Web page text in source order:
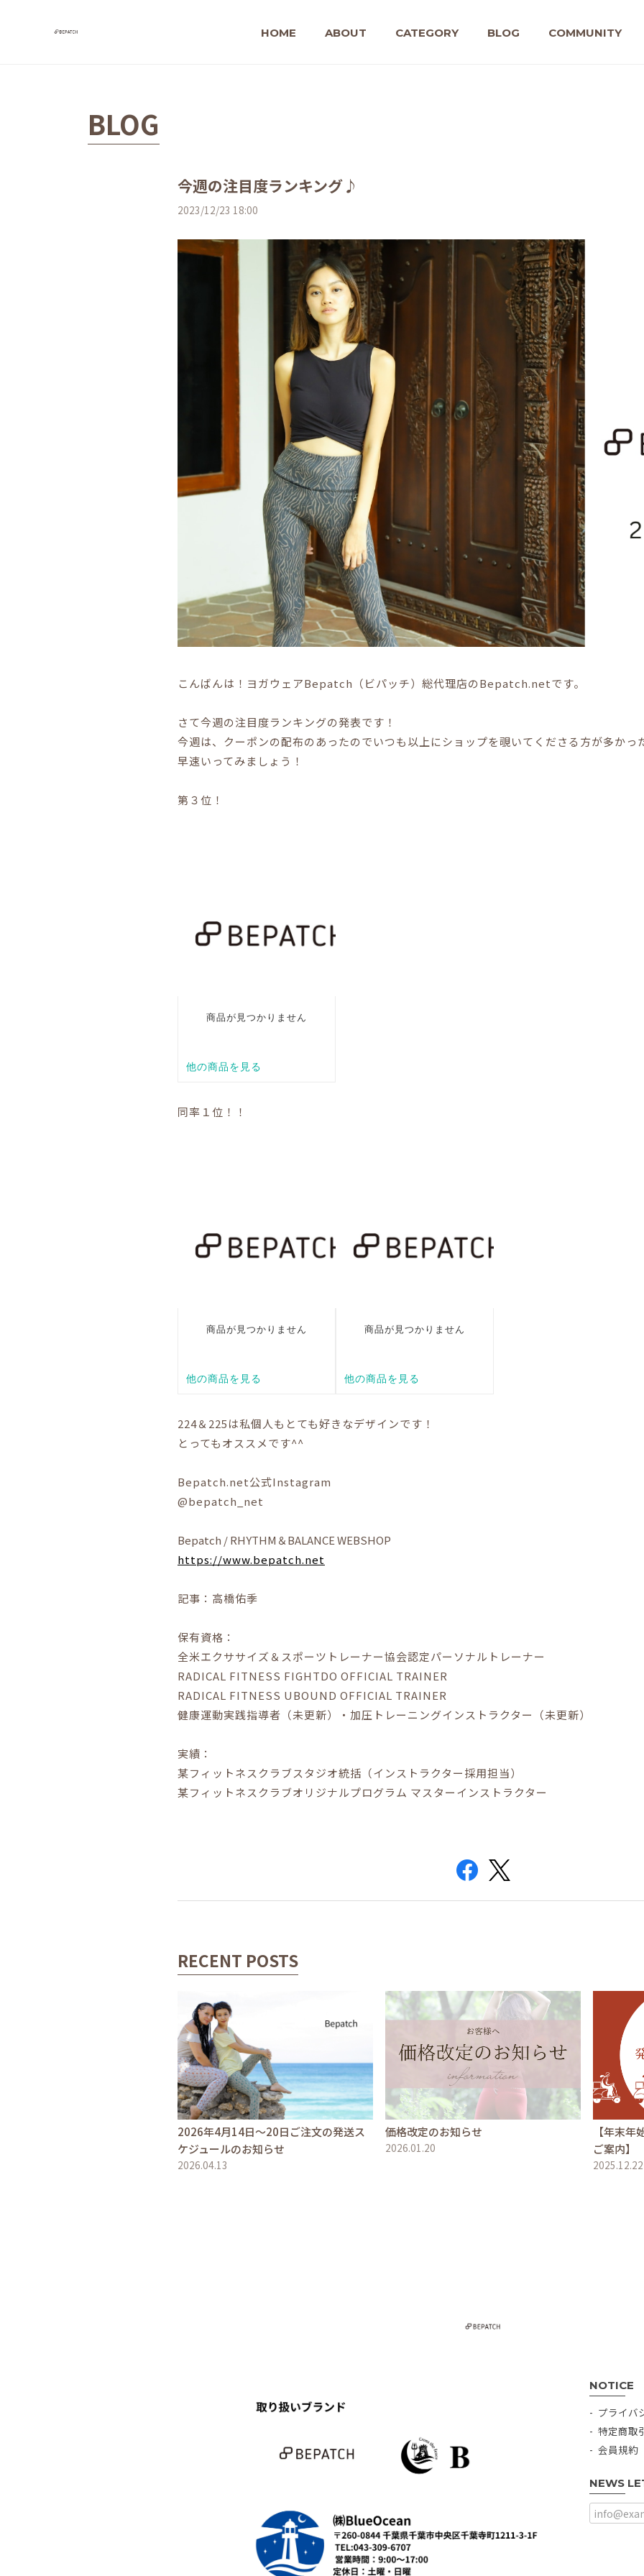
HOME ABOUT CATEGORY BLOG COMMUNITY
BLOG
今週の注目度ランキング♪
2023/12/23 18:00
こんばんは！ヨガウェアBepatch（ビパッチ）総代理店のBepatch.netです。
さて今週の注目度ランキングの発表です！
今週は、クーポンの配布のあったのでいつも以上にショップを覗いてくださる方が多かっ
早速いってみましょう！
第３位！
同率１位！！
224＆225は私個人もとても好きなデザインです！
とってもオススメです^^
Bepatch.net公式Instagram
@bepatch_net
Bepatch / RHYTHM＆BALANCE WEBSHOP
https://www.bepatch.net
記事：高橋佑季
保有資格：
全米エクササイズ＆スポーツトレーナー協会認定パーソナルトレーナー
RADICAL FITNESS FIGHTDO OFFICIAL TRAINER
RADICAL FITNESS UBOUND OFFICIAL TRAINER
健康運動実践指導者（未更新）・加圧トレーニングインストラクター（未更新）
実績：
某フィットネスクラブスタジオ統括（インストラクター採用担当）
某フィットネスクラブオリジナルプログラム マスターインストラクター
RECENT POSTS
2026年4月14日〜20日ご注文の発送ス
ケジュールのお知らせ
2026.04.13
価格改定のお知らせ
2026.01.20
【年末
ご案内】
2025.12.22
NOTICE
プライバ
特定商取
会員規約
NEWS